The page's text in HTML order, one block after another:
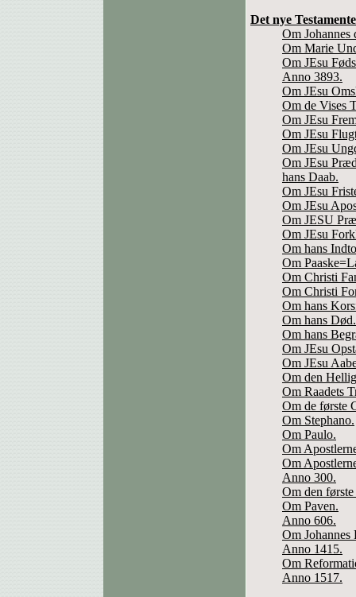
Det nye
Om Johannes
Om Marie
Om JEsu
Anno 3893.
Om JEsu
Om de Vises
Om JEsu
Om JEsu
Om JEsu
Om JEsu
hans Daab.
Om JEsu
Om JEsu
Om JESU
Om JEsu
Om hans
Om
Om Christi
Om Christi
Om hans
Om hans Død.
Om hans
Om JEsu
Om JEsu
Om den
Om Raadets
Om de første
Om Stephano.
Om Paulo.
Om
Om
Anno 300.
Om den
Om Paven.
Anno 606.
Om Johannes
Anno 1415.
Om
Anno 1517.